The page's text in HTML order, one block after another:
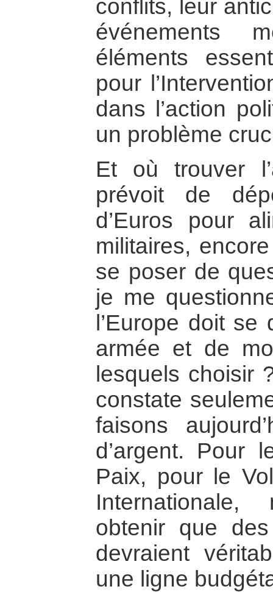
conflits, leur
événements
éléments
pour
dans l’action
un problème
Et où trouver
prévoit de
d’Euros pour
militaires,
se poser de
je me
l’Europe doit se
armée et de
lesquels choisir
constate
faisons
d’argent. Pour
Paix, pour le
obtenir que
devraient
une ligne